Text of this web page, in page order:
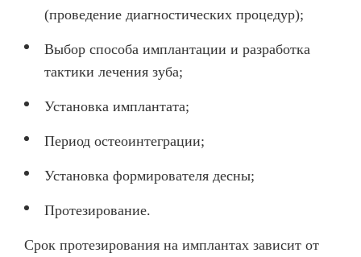
(проведение диагностических процедур);
Выбор способа имплантации и разработка
тактики лечения зуба;
Установка имплантата;
Период остеоинтеграции;
Установка формирователя десны;
Протезирование.
Срок протезирования на имплантах зависит от